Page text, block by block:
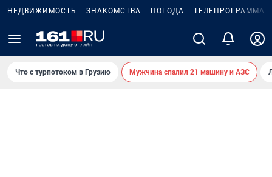
НЕДВИЖИМОСТЬ ЗНАКОМСТВА ПОГОДА ТЕЛЕПРОГРАММА
Что с турпотоком в Грузию Мужчина спалил 21 машину и АЗС